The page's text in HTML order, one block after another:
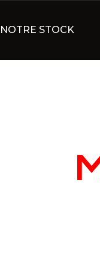
NOTRE STOCK